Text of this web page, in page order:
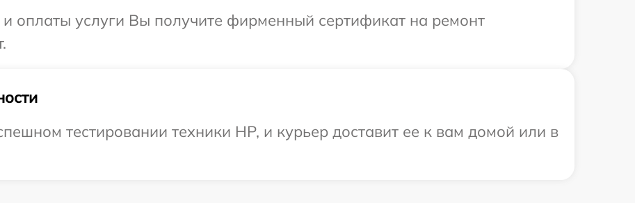
оплаты услуги Вы получите фирменный сертификат на ремонт
тестировании техники HP, и курьер доставит ее к вам домой или в